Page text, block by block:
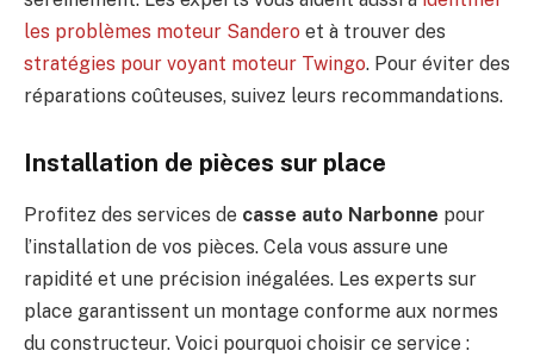
les problèmes moteur Sandero et à trouver des
stratégies pour voyant moteur Twingo. Pour éviter des
réparations coûteuses, suivez leurs recommandations.
Installation de pièces sur place
Profitez des services de casse auto Narbonne pour
l’installation de vos pièces. Cela vous assure une
rapidité et une précision inégalées. Les experts sur
place garantissent un montage conforme aux normes
du constructeur. Voici pourquoi choisir ce service :